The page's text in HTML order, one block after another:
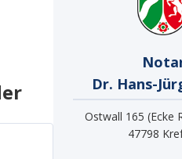
Dr. Hans-
Ostwall 165 (Ecke
47798